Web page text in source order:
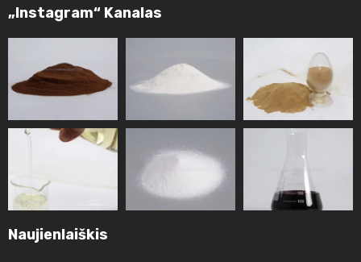
„Instagram“ Kanalas
Naujienlaiškis